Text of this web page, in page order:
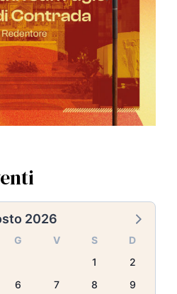
2026
G V S
D
1
2
6 7 8
9